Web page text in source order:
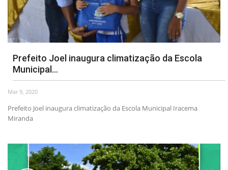
Prefeito Joel inaugura climatização da Escola
Municipal...
Mar 9, 2020
Prefeito Joel inaugura climatização da Escola Municipal Iracema
Miranda